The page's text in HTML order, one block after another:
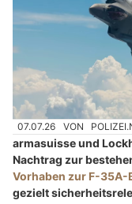
07.07.26 VON
armasuisse und
Nachtrag zur
Vorhaben zur F-35A-
gezielt